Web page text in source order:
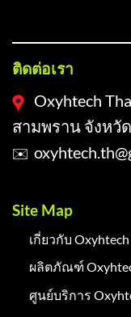
ติดต่อเรา
Oxyhtech
สามพราน จังหวั
✉️
Site Map
เกี่ยวกับ Oxyhtech
ผลิตภัณฑ์
ศูนย์บริการ